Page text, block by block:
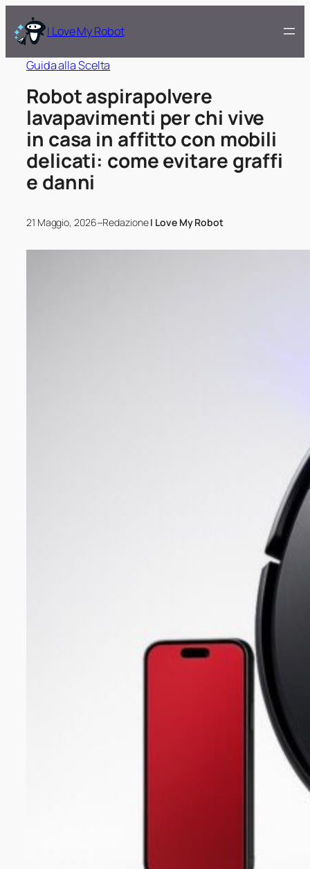
I Love My Robot
Guida alla Scelta
Robot aspirapolvere
lavapavimenti per chi vive
in casa in affitto con mobili
delicati: come evitare graffi
e danni
21 Maggio, 2026–RedazioneI Love My Robot